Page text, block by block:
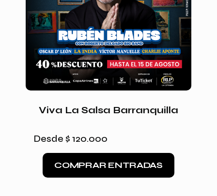
Viva La Salsa Barranquilla
Desde $ 120.000
COMPRAR ENTRADAS